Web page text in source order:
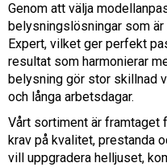
Genom att välja
belysningslösningar som
Expert, vilket ger perfekt
resultat som harmonierar
belysning gör stor skillnad
och långa arbetsdagar.
Vårt sortiment är
krav på kvalitet, prestanda
vill uppgradera helljuset,